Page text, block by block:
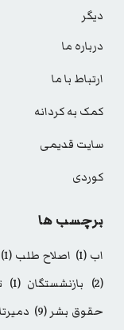
دیگر
درباره ما
ارتباط با ما
کمک به کردانه
سایت قدیمی
کوردی
برچسب ها
اب (1) اصلاح طلب (1)
(2)
بازنشستگان (1)
حقوق بشر (9)